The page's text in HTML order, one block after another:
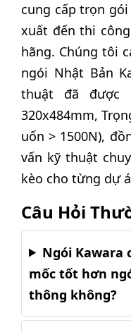
cung cấp trọn
xuất đến thi
hãng. Chúng tôi
ngói Nhật Bản
thuật đã được
320x484mm,
uốn > 1500N),
vấn kỹ thuật
kèo cho từng dự
Câu Hỏi
Ngói Kawara
mốc tốt hơn
thông không?